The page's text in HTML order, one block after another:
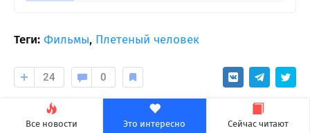
Все новости Это интересно Сейчас читают
Теги: Фильмы, Плетеный человек
24 0
_cyber_